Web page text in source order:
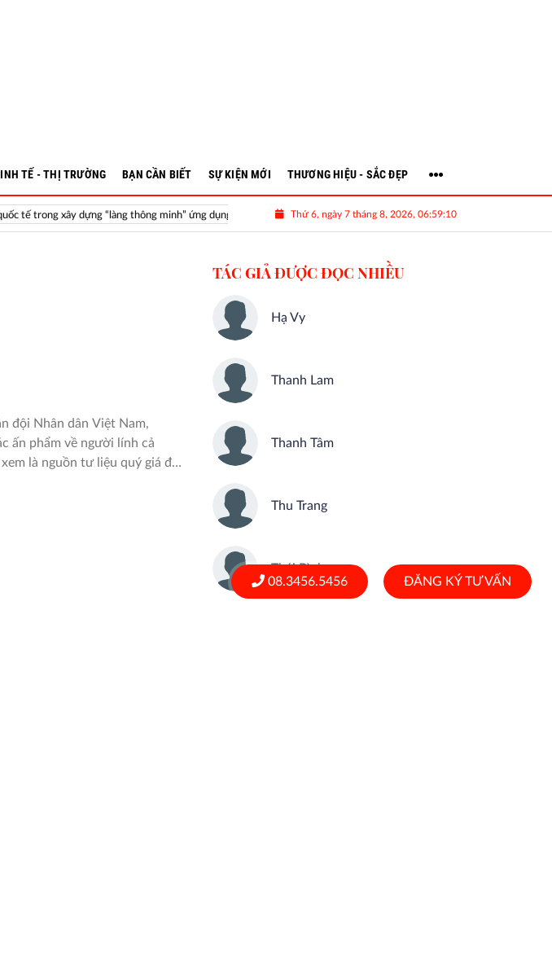
trong xây dựng “làng thông minh” ứng dụng công nghệ số Volkswagen ID. ERA 9X mở bán tại Việt Nam:
Thứ 6, ngày 7 tháng 8, 2026, 06:59:10
TẾ - THỊ TRƯỜNG BẠN CẦN BIẾT SỰ KIỆN MỚI THƯƠNG HIỆU - SẮC ĐẸP
đội Nhân dân Việt Nam,
ấn phẩm về người lính cả
là nguồn tư liệu quý giá để
TÁC GIẢ ĐƯỢC ĐỌC NHIỀU
Hạ Vy
Thanh Lam
Thanh Tâm
Thu Trang
Thái Bình
08.3456.5456 ĐĂNG KÝ TƯ VẤN